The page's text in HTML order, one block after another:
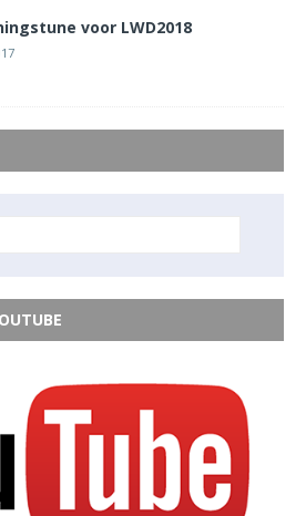
voor LWD2018